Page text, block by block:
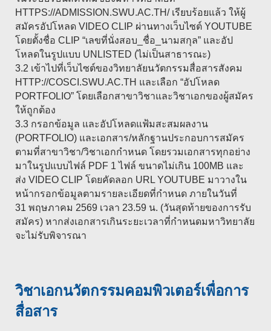
HTTPS://ADMISSION.SWU.AC.TH/ เรียบร้อยแล้ว ให้ผู้
สมัครอัปโหลด VIDEO CLIP ผ่านทางเว็บไซต์ YOUTUBE
โดยตั้งชื่อ CLIP “เลขที่นั่งสอบ_ชื่อ_นามสกุล” และอัป
โหลดในรูปแบบ UNLISTED (ไม่เป็นสาธารณะ)
3.2 เข้าไปที่เว็บไซต์ของวิทยาลัยนวัตกรรมสื่อสารสังคม
HTTP://COSCI.SWU.AC.TH และเลือก “อัปโหลด
PORTFOLIO” โดยเลือกสาขาวิชาและวิชาเอกของผู้สมัคร
ให้ถูกต้อง
3.3 กรอกข้อมูล และอัปโหลดแฟ้มสะสมผลงาน
(PORTFOLIO) และเอกสาร/หลักฐานประกอบการสมัคร
ตามที่สาขาวิชา/วิชาเอกกำหนด โดยรวมเอกสารทุกอย่าง
มาในรูปแบบไฟล์ PDF 1 ไฟล์ ขนาดไม่เกิน 100MB และ
ส่ง VIDEO CLIP โดยคัดลอก URL YOUTUBE มาวางใน
หน้ากรอกข้อมูลตามรายละเอียดที่กำหนด ภายในวันที่
31 พฤษภาคม 2569 เวลา 23.59 น. (วันสุดท้ายของการรับ
สมัคร) หากส่งเอกสารเกินระยะเวลาที่กำหนดมหาวิทยาลัย
จะไม่รับพิจารณา
วิชาเอกนวัตกรรมคอมพิวเตอร์เพื่อการ
สื่อสาร